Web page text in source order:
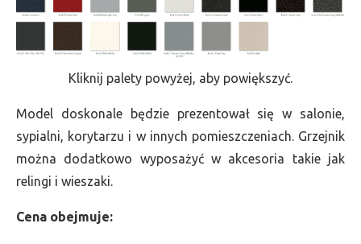
Kliknij palety powyżej, aby powiększyć.
Model doskonale będzie prezentował się w salonie,
sypialni, korytarzu i w innych pomieszczeniach. Grzejnik
można dodatkowo wyposażyć w akcesoria takie jak
relingi i wieszaki.
Cena obejmuje: